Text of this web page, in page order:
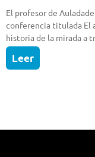
El profesor de
conferencia titulada El
historia de la mirada a
Leer